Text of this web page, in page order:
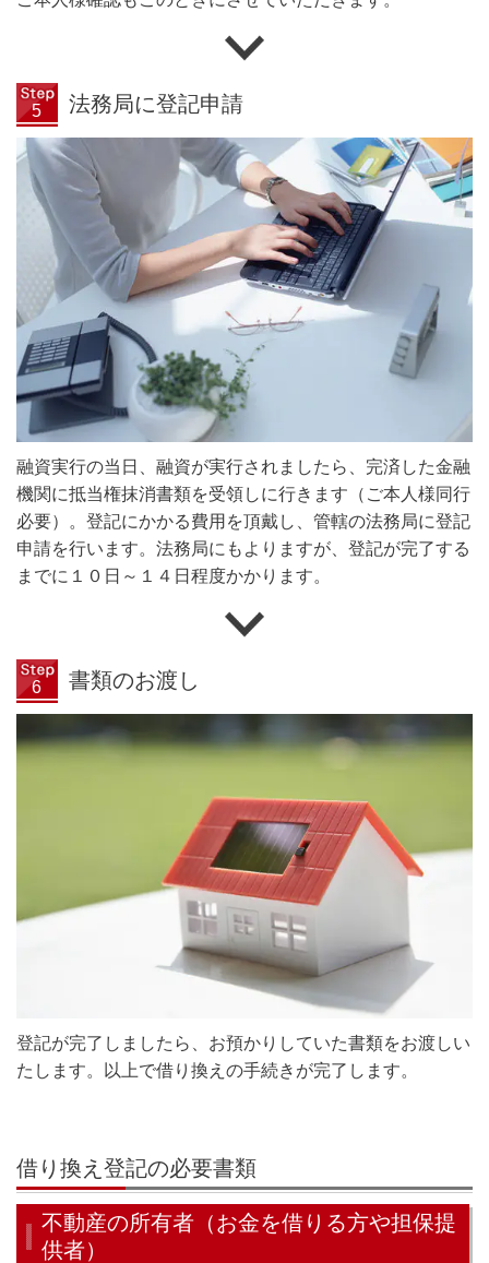
法務局に登記申請
融資実行の当日、融資が実行されましたら、完済した金融
機関に抵当権抹消書類を受領しに行きます（ご本人様同行
必要）。登記にかかる費用を頂戴し、管轄の法務局に登記
申請を行います。法務局にもよりますが、登記が完了する
までに１０日～１４日程度かかります。
書類のお渡し
登記が完了しましたら、お預かりしていた書類をお渡しい
たします。以上で借り換えの手続きが完了します。
借り換え登記の必要書類
不動産の所有者（お金を借りる方や担保提
供者）